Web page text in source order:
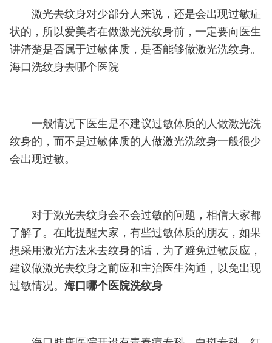
激光去纹身对少部分人来说，还是会出现过敏症
状的，所以爱美者在做激光洗纹身前，一定要向医生
讲清楚是否属于过敏体质，是否能够做激光洗纹身。
海口洗纹身去哪个医院
一般情况下医生是不建议过敏体质的人做激光洗
纹身的，而不是过敏体质的人做激光洗纹身一般很少
会出现过敏。
对于激光去纹身会不会过敏的问题，相信大家都
了解了。在此提醒大家，有些过敏体质的朋友，如果
想采用激光方法来去纹身的话，为了避免过敏反应，
建议做激光去纹身之前应和主治医生沟通，以免出现
过敏情况。 海口哪个医院洗纹身